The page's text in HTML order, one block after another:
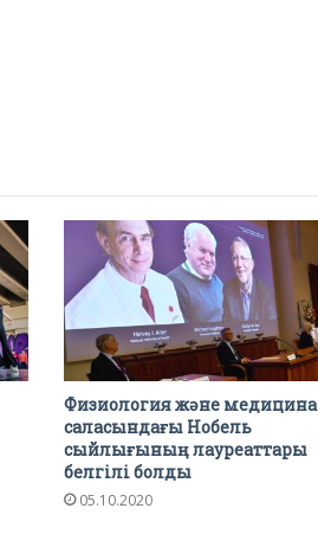
Физиология және медицина
саласындағы Нобель
сыйлығының лауреаттары
белгілі болды
05.10.2020